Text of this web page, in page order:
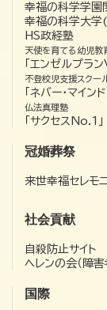
幸福の科学学園
幸福の科学大
HS政経塾
天使を育てる幼児教
「エンゼルプラン
不登校児支援スクー
「ネバー・マインド
仏法真理塾
「サクセスNo.1」
冠婚葬祭
来世幸福セレモ
社会貢献
自殺防止サイト
ヘレンの会（障
国際